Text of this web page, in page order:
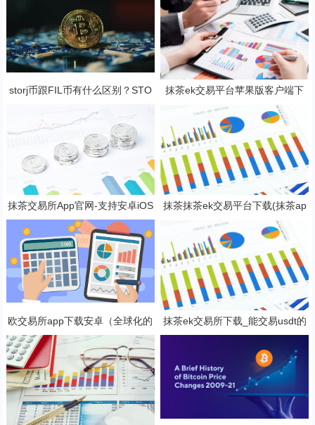
storj币跟FIL币有什么区别？STO
抹茶ek交易平台苹果版客户端下
载 抹茶ek挖矿软件官方地址
抹茶交易所App官网-支持安卓iOS
官方下载应用平台
抹茶抹茶ek交易平台下载(抹茶ap
p专业版v8.2.4下载)
欧交易所app下载安卓（全球化的
数字货币交易所）
抹茶ek交易所下载_能交易usdt的
抹茶ek平台V6.1.0